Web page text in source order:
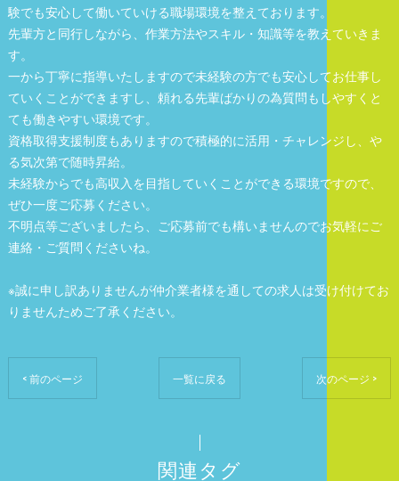
験でも安心して働いていける職場環境を整えております。
先輩方と同行しながら、作業方法やスキル・知識等を教えていきま
す。
一から丁寧に指導いたしますので未経験の方でも安心してお仕事し
ていくことができますし、頼れる先輩ばかりの為質問もしやすくと
ても働きやすい環境です。
資格取得支援制度もありますので積極的に活用・チャレンジし、や
る気次第で随時昇給。
未経験からでも高収入を目指していくことができる環境ですので、
ぜひ一度ご応募ください。
不明点等ございましたら、ご応募前でも構いませんのでお気軽にご
連絡・ご質問くださいね。
※誠に申し訳ありませんが仲介業者様を通しての求人は受け付けてお
りませんためご了承ください。
< 前のページ 一覧に戻る 次のページ >
関連タグ